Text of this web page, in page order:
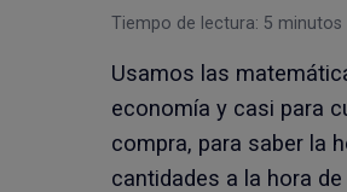
Tiempo de lectura: 5 minutos
Usamos las
economía y casi para
compra, para saber la
cantidades a la hora